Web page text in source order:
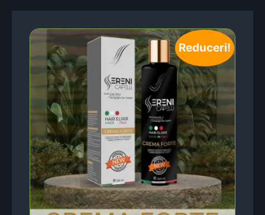
Reduceri!